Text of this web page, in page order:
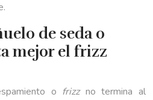
de seda o
mejor el frizz
o frizzno termina al